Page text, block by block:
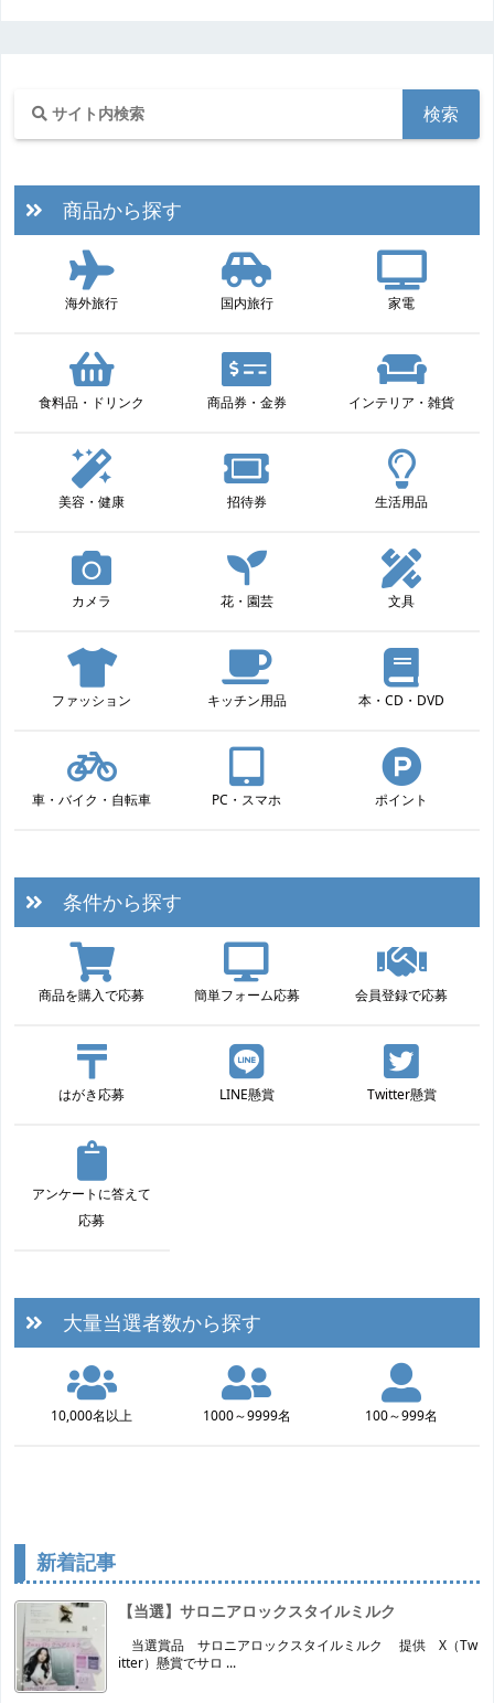
商品から探す
海外旅行 国内旅行 家電
食料品・ドリンク 商品券・金券 インテリア・雑貨
美容・健康 招待券 生活用品
カメラ 花・園芸 文具
ファッション キッチン用品 本・CD・DVD
車・バイク・自転車 PC・スマホ ポイント
条件から探す
商品を購入で応募 簡単フォーム応募 会員登録で応募
はがき応募 LINE懸賞 Twitter懸賞
アンケートに答えて
応募
大量当選者数から探す
10,000名以上 1000～9999名 100～999名
新着記事
【当選】サロニアロックスタイルミルク
当選賞品 サロニアロックスタイルミルク 提供 X（Tw
itter）懸賞でサロ ...